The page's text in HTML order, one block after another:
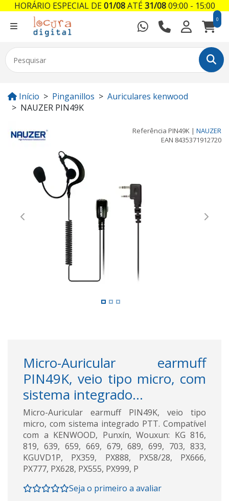
0
Início Pinganillos
Auriculares kenwood
NAUZER PIN49K
Referência PIN49K | NAUZER
EAN 8435371912720
Previous Next
Micro-Auricular earmuff
PIN49K, veio tipo micro, com
sistema integrado...
Micro-Auricular earmuff PIN49K, veio tipo
micro, com sistema integrado PTT. Compatível
com a KENWOOD, Punxín, Wouxun: KG 816,
819, 639, 659, 669, 679, 689, 699, 703, 833,
KGUVD1P, PX359, PX888, PX58/28, PX666,
PX777, PX628, PX555, PX999, P
Seja o primeiro a avaliar
HORÁRIO ESPECIAL DE01/08ATÉ31/0809:00 - 15:00